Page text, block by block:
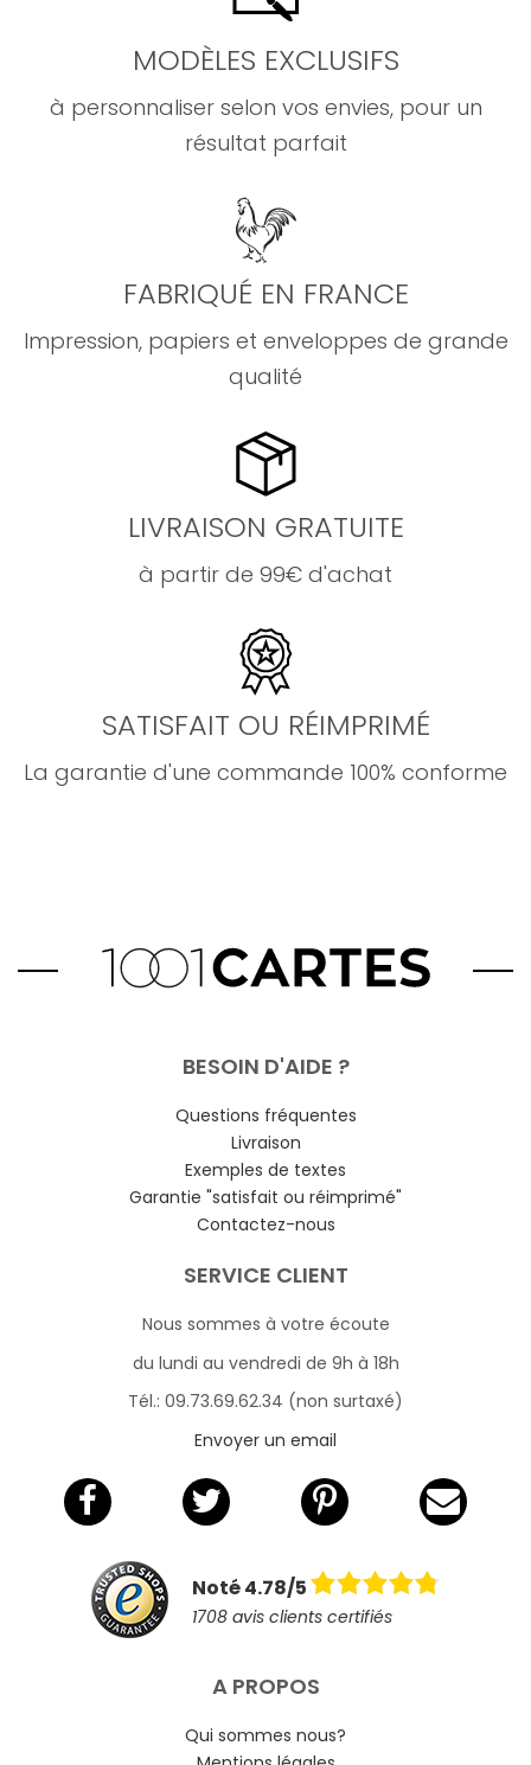
MODÈLES EXCLUSIFS
à personnaliser selon vos envies, pour un
résultat parfait
FABRIQUÉ EN FRANCE
Impression, papiers et enveloppes de grande
qualité
LIVRAISON GRATUITE
à partir de 99€ d'achat
SATISFAIT OU RÉIMPRIMÉ
La garantie d'une commande 100% conforme
BESOIN D'AIDE ?
Questions fréquentes
Livraison
Exemples de textes
Garantie "satisfait ou réimprimé"
Contactez-nous
SERVICE CLIENT
Nous sommes à votre écoute
du lundi au vendredi de 9h à 18h
Tél.: 09.73.69.62.34 (non surtaxé)
Envoyer un email
Noté 4.78/5
1708 avis clients certifiés
A PROPOS
Qui sommes nous?